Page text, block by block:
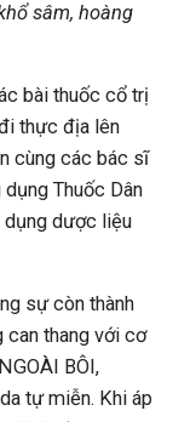
sâm, hoàng
bài thuốc cổ trị
thực địa lên
cùng các bác sĩ
Thuốc Dân
dụng dược liệu
sự còn thành
can thang với cơ
BÔI,
tự miễn. Khi áp